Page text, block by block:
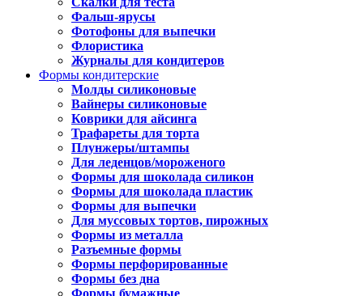
Фальш-ярусы
Фотофоны для выпечки
Флористика
Журналы для кондитеров
Формы кондитерские
Молды силиконовые
Вайнеры силиконовые
Коврики для айсинга
Трафареты для торта
Плунжеры/штампы
Для леденцов/мороженого
Формы для шоколада силикон
Формы для шоколада пластик
Формы для выпечки
Для муссовых тортов, пирожных
Формы из металла
Разъемные формы
Формы перфорированные
Формы без дна
Формы бумажные